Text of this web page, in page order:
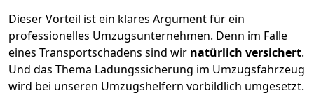
Dieser Vorteil ist ein klares Argument für ein
professionelles Umzugsunternehmen. Denn im Falle
eines Transportschadens sind wir natürlich versichert.
Und das Thema Ladungssicherung im Umzugsfahrzeug
wird bei unseren Umzugshelfern vorbildlich umgesetzt.